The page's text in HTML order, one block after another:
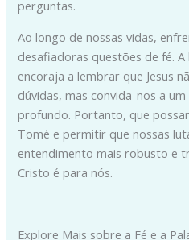
perguntas.
Ao longo de nossas vidas,
desafiadoras questões de fé.
encoraja a lembrar que Jesus
dúvidas, mas convida-nos a
profundo. Portanto, que
Tomé e permitir que nossas
entendimento mais robusto e
Cristo é para nós.
Explore Mais sobre a Fé e a